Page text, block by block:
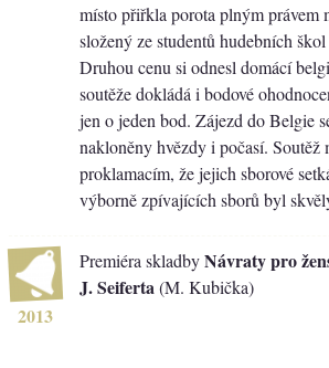
místo přiřkla porota plným právem
složený ze studentů hudebních
Druhou cenu si odnesl domácí
soutěže dokládá i bodové
jen o jeden bod. Zájezd do Belgie
nakloněny hvězdy i počasí. Soutěž
proklamacím, že jejich sborové
výborně zpívajících sborů byl
2013
Premiéra skladbyNávraty pro
J. Seiferta (M. Kubička)